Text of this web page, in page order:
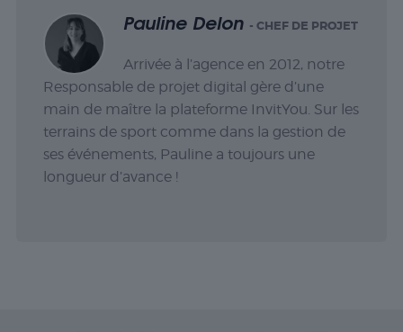
Pauline Delon - CHEF DE PROJET
Arrivée à l’agence en 2012, notre
Responsable de projet digital gère d’une
main de maître la plateforme InvitYou. Sur les
terrains de sport comme dans la gestion de
ses événements, Pauline a toujours une
longueur d’avance !